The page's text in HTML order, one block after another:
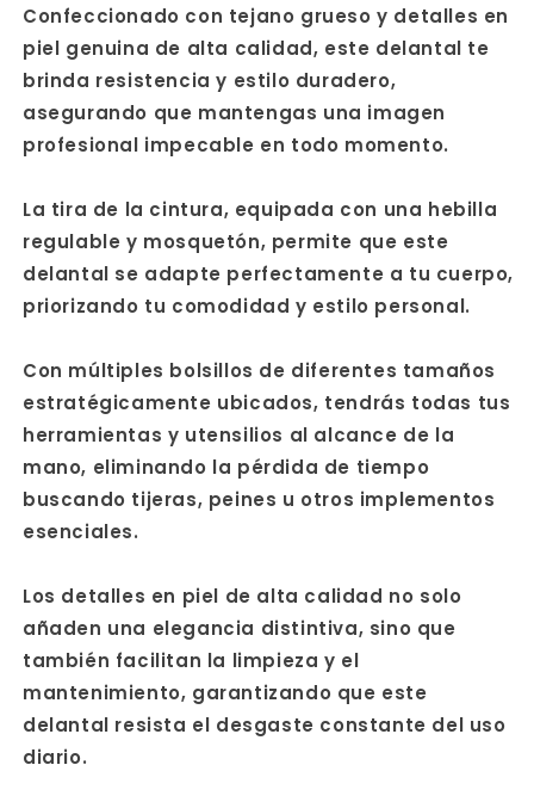
Confeccionado con tejano grueso y detalles en
piel genuina de alta calidad, este delantal te
brinda resistencia y estilo duradero,
asegurando que mantengas una imagen
profesional impecable en todo momento.
La tira de la cintura, equipada con una hebilla
regulable y mosquetón, permite que este
delantal se adapte perfectamente a tu cuerpo,
priorizando tu comodidad y estilo personal.
Con múltiples bolsillos de diferentes tamaños
estratégicamente ubicados, tendrás todas tus
herramientas y utensilios al alcance de la
mano, eliminando la pérdida de tiempo
buscando tijeras, peines u otros implementos
esenciales.
Los detalles en piel de alta calidad no solo
añaden una elegancia distintiva, sino que
también facilitan la limpieza y el
mantenimiento, garantizando que este
delantal resista el desgaste constante del uso
diario.